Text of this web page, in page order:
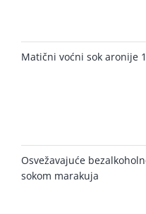
Matični voćni sok aronije
Osvežavajuće
sokom marakuja